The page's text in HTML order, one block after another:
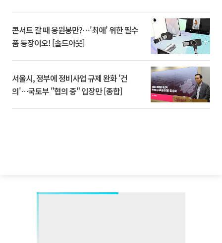
콘서트 갈 때 응원봉만?⋯'최애' 위한 필수
품 등장이오! [솔드아웃]
서울시, 정부에 정비사업 규제 완화 '건
의'⋯국토부 "협의 중" 입장만 [종합]